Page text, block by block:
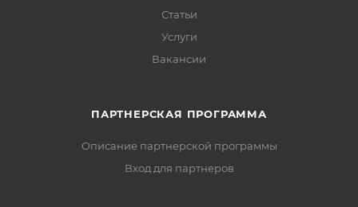
Статьи
Услуги
Вакансии
ПАРТНЕРСКАЯ ПРОГРАММА
Описание партнерской программы
Вход для партнеров